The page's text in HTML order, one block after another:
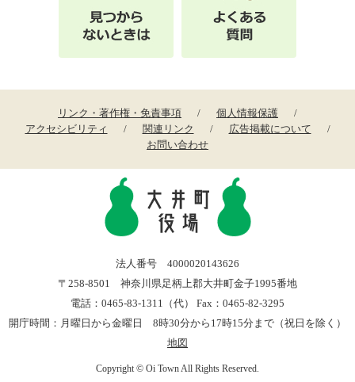
リンク・著作権・免責事項
個人情報保護
アクセシビリティ
関連リンク
広告掲載について
お問い合わせ
法人番号 4000020143626
〒258-8501 神奈川県足柄上郡大井町金子1995番地
電話：0465-83-1311（代） Fax：0465-82-3295
開庁時間：月曜日から金曜日 8時30分から17時15分まで（祝日を除く）
地図
Copyright © Oi Town All Rights Reserved.